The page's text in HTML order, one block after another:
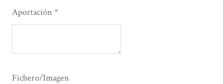
Aportación
Fichero/Imagen